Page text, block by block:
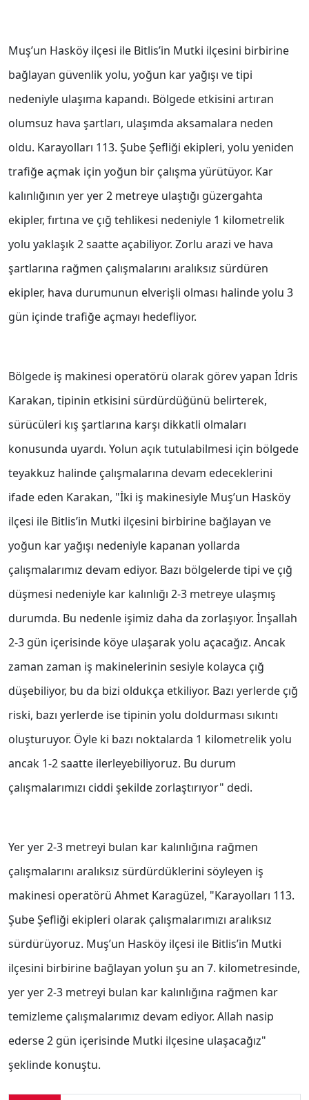
Muş’un Hasköy ilçesi ile Bitlis’in Mutki ilçesini birbirine
bağlayan güvenlik yolu, yoğun kar yağışı ve tipi
nedeniyle ulaşıma kapandı. Bölgede etkisini artıran
olumsuz hava şartları, ulaşımda aksamalara neden
oldu. Karayolları 113. Şube Şefliği ekipleri, yolu yeniden
trafiğe açmak için yoğun bir çalışma yürütüyor. Kar
kalınlığının yer yer 2 metreye ulaştığı güzergahta
ekipler, fırtına ve çığ tehlikesi nedeniyle 1 kilometrelik
yolu yaklaşık 2 saatte açabiliyor. Zorlu arazi ve hava
şartlarına rağmen çalışmalarını aralıksız sürdüren
ekipler, hava durumunun elverişli olması halinde yolu 3
gün içinde trafiğe açmayı hedefliyor.
Bölgede iş makinesi operatörü olarak görev yapan İdris
Karakan, tipinin etkisini sürdürdüğünü belirterek,
sürücüleri kış şartlarına karşı dikkatli olmaları
konusunda uyardı. Yolun açık tutulabilmesi için bölgede
teyakkuz halinde çalışmalarına devam edeceklerini
ifade eden Karakan, "İki iş makinesiyle Muş’un Hasköy
ilçesi ile Bitlis’in Mutki ilçesini birbirine bağlayan ve
yoğun kar yağışı nedeniyle kapanan yollarda
çalışmalarımız devam ediyor. Bazı bölgelerde tipi ve çığ
düşmesi nedeniyle kar kalınlığı 2-3 metreye ulaşmış
durumda. Bu nedenle işimiz daha da zorlaşıyor. İnşallah
2-3 gün içerisinde köye ulaşarak yolu açacağız. Ancak
zaman zaman iş makinelerinin sesiyle kolayca çığ
düşebiliyor, bu da bizi oldukça etkiliyor. Bazı yerlerde çığ
riski, bazı yerlerde ise tipinin yolu doldurması sıkıntı
oluşturuyor. Öyle ki bazı noktalarda 1 kilometrelik yolu
ancak 1-2 saatte ilerleyebiliyoruz. Bu durum
çalışmalarımızı ciddi şekilde zorlaştırıyor" dedi.
Yer yer 2-3 metreyi bulan kar kalınlığına rağmen
çalışmalarını aralıksız sürdürdüklerini söyleyen iş
makinesi operatörü Ahmet Karagüzel, "Karayolları 113.
Şube Şefliği ekipleri olarak çalışmalarımızı aralıksız
sürdürüyoruz. Muş’un Hasköy ilçesi ile Bitlis’in Mutki
ilçesini birbirine bağlayan yolun şu an 7. kilometresinde,
yer yer 2-3 metreyi bulan kar kalınlığına rağmen kar
temizleme çalışmalarımız devam ediyor. Allah nasip
ederse 2 gün içerisinde Mutki ilçesine ulaşacağız"
şeklinde konuştu.